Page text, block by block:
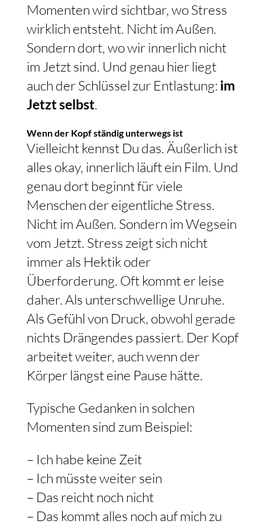
Momenten wird sichtbar, wo Stress
wirklich entsteht. Nicht im Außen.
Sondern dort, wo wir innerlich nicht
im Jetzt sind. Und genau hier liegt
auch der Schlüssel zur Entlastung: im
Jetzt selbst.
Wenn der Kopf ständig unterwegs ist
Vielleicht kennst Du das. Äußerlich ist
alles okay, innerlich läuft ein Film. Und
genau dort beginnt für viele
Menschen der eigentliche Stress.
Nicht im Außen. Sondern im Wegsein
vom Jetzt. Stress zeigt sich nicht
immer als Hektik oder
Überforderung. Oft kommt er leise
daher. Als unterschwellige Unruhe.
Als Gefühl von Druck, obwohl gerade
nichts Drängendes passiert. Der Kopf
arbeitet weiter, auch wenn der
Körper längst eine Pause hätte.
Typische Gedanken in solchen
Momenten sind zum Beispiel:
– Ich habe keine Zeit
– Ich müsste weiter sein
– Das reicht noch nicht
– Das kommt alles noch auf mich zu